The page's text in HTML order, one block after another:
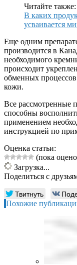
Читайте также:
В каких
усваивается
Еще одним
производится в
необходимого
происходит
обменных
кожи.
Все рассмотренные
способны
применением
инструкцией по
Оценка статьи:
(пока
Загрузка...
Поделиться с
Твитнуть
Похожие